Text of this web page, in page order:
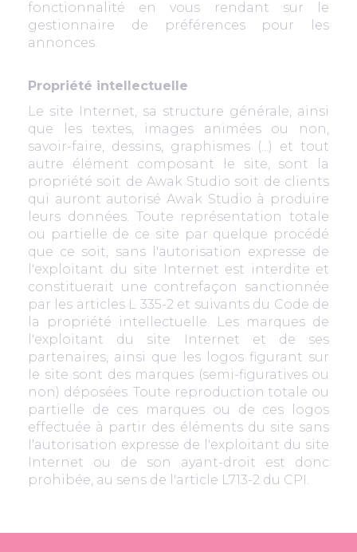
fonctionnalité en vous rendant sur le
gestionnaire de préférences pour les
annonces
Propriété intellectuelle
Le site Internet, sa structure générale, ainsi
que les textes, images animées ou non,
savoir-faire, dessins, graphismes (...) et tout
autre élément composant le site, sont la
propriété soit de Awak Studio soit de clients
qui auront autorisé Awak Studio à produire
leurs données. Toute représentation totale
ou partielle de ce site par quelque procédé
que ce soit, sans l'autorisation expresse de
l'exploitant du site Internet est interdite et
constituerait une contrefaçon sanctionnée
par les articles L 335-2 et suivants du Code de
la propriété intellectuelle. Les marques de
l'exploitant du site Internet et de ses
partenaires, ainsi que les logos figurant sur
le site sont des marques (semi-figuratives ou
non) déposées. Toute reproduction totale ou
partielle de ces marques ou de ces logos
effectuée à partir des éléments du site sans
l'autorisation expresse de l'exploitant du site
Internet ou de son ayant-droit est donc
prohibée, au sens de l'article L713-2 du CPI.